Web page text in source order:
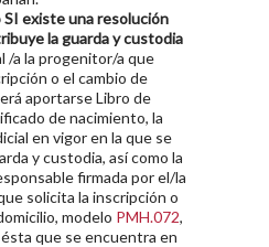
SI existe una resolución
la guarda y custodia
/a la progenitor/a que
o el cambio de
aportarse Libro de
de nacimiento, la
en vigor en la que se
y custodia, así como la
firmada por el/la
solicita la inscripción o
modelo PMH.072,
que se encuentra en